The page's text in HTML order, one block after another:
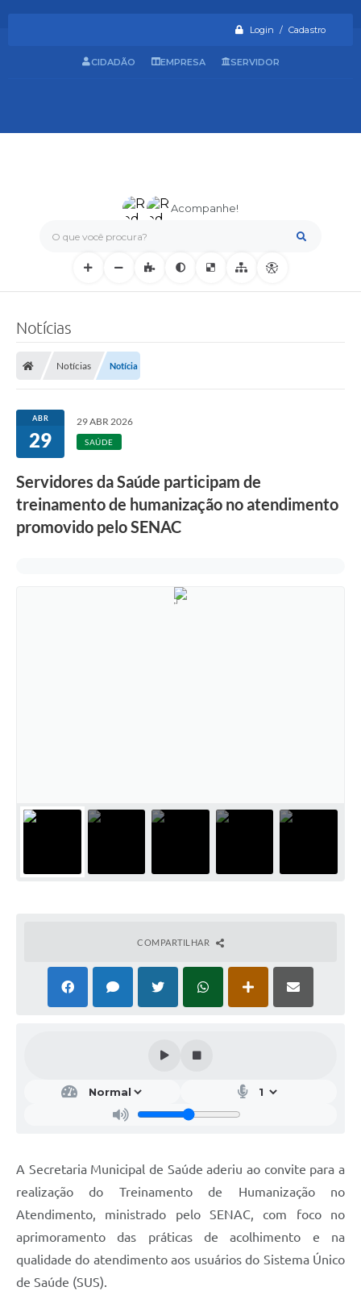
Login / Cadastro
O que você procura?
Acompanhe!
CIDADÃO EMPRESA SERVIDOR
Notícias
Notícias Notícia
ABR
29
29 ABR 2026
SAÚDE
Servidores da Saúde participam de
treinamento de humanização no atendimento
promovido pelo SENAC
COMPARTILHAR
A Secretaria Municipal de Saúde aderiu ao convite para a
realização do Treinamento de Humanização no
Atendimento, ministrado pelo SENAC, com foco no
aprimoramento das práticas de acolhimento e na
qualidade do atendimento aos usuários do Sistema Único
de Saúde (SUS).